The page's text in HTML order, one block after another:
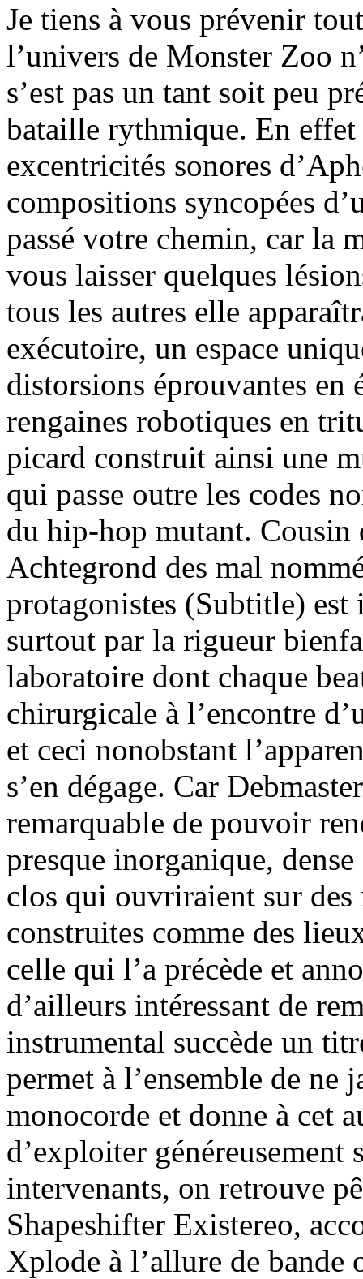
Je tiens à vous prévenir
l’univers de Monster Zoo
s’est pas un tant soit peu
bataille rythmique. En effet
excentricités sonores
compositions syncopées
passé votre chemin, car la
vous laisser quelques
tous les autres elle
exécutoire, un espace
distorsions éprouvantes en
rengaines robotiques en
picard construit ainsi une
qui passe outre les codes
du hip-hop mutant. Cousin
Achtegrond des mal
protagonistes (Subtitle)
surtout par la rigueur
laboratoire dont chaque
chirurgicale à l’encontre
et ceci nonobstant
s’en dégage. Car
remarquable de pouvoir
presque inorganique,
clos qui ouvriraient sur
construites comme des
celle qui l’a précède et
d’ailleurs intéressant de
instrumental succède un
permet à l’ensemble de ne
monocorde et donne à cet
d’exploiter généreusement
intervenants, on retrouve
Shapeshifter Existereo,
Xplode à l’allure de